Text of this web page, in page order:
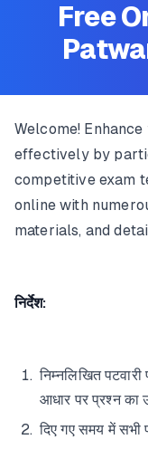
Free
Welcome!
effectively by
competitive exam
online with
materials, and
निर्देश:
निम्नलिखित
आधार पर प्रश्न का
दिए गए समय में